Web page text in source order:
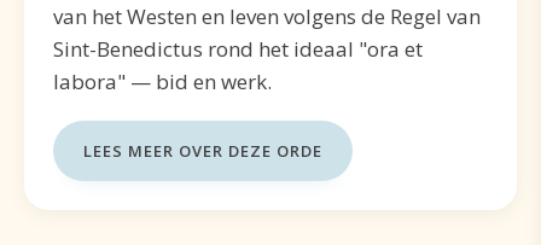
van het Westen en leven volgens de Regel van
Sint-Benedictus rond het ideaal "ora et
labora" — bid en werk.
LEES MEER OVER DEZE ORDE